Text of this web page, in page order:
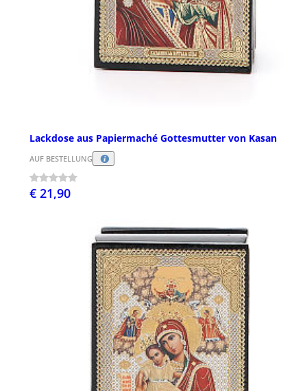
Lackdose aus Papiermaché Gottesmutter von Kasan
AUF BESTELLUNG
€ 21,90